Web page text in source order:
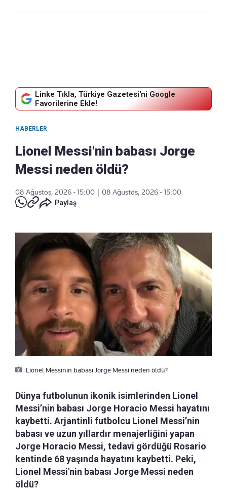
Linke Tıkla, Türkiye Gazetesi'ni Google
Favorilerine Ekle!
HABERLER
Lionel Messi'nin babası Jorge
Messi neden öldü?
08 Ağustos, 2026 - 15:00
08 Ağustos, 2026 - 15:00
Paylaş
Lionel Messinin babası Jorge Messi neden öldü?
Dünya futbolunun ikonik isimlerinden Lionel
Messi’nin babası Jorge Horacio Messi hayatını
kaybetti. Arjantinli futbolcu Lionel Messi’nin
babası ve uzun yıllardır menajerliğini yapan
Jorge Horacio Messi, tedavi gördüğü Rosario
kentinde 68 yaşında hayatını kaybetti. Peki,
Lionel Messi'nin babası Jorge Messi neden
öldü?